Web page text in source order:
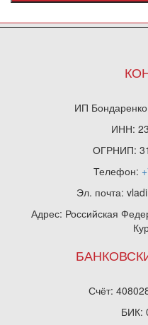
ИП
ИНН:
ОГРНИП:
Телефон:
Эл. почта:
Адрес: Российская
Счёт:
БИК: